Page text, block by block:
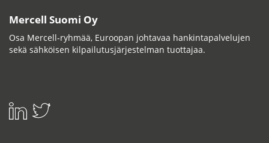
Mercell Suomi Oy
Osa Mercell-ryhmää, Euroopan johtavaa hankintapalvelujen
sekä sähköisen kilpailutusjärjestelman tuottajaa.